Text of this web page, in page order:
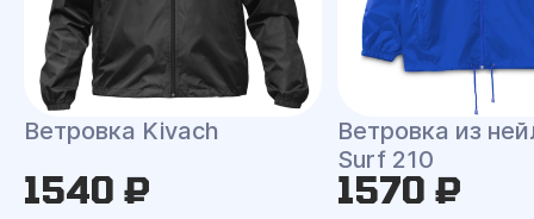
Ветровка Kivach
1540 ₽
Ветровка из
Surf 210
1570 ₽